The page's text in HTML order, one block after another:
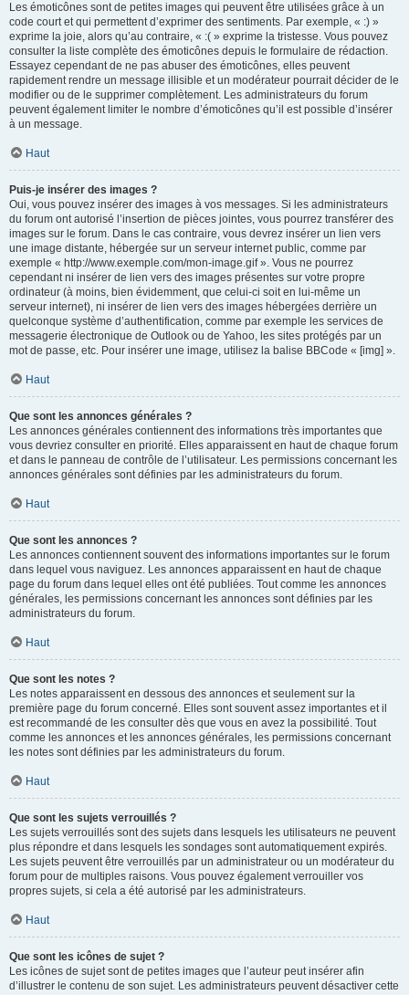
Les émoticônes sont de petites images qui peuvent être utilisées grâce à un
code court et qui permettent d’exprimer des sentiments. Par exemple, « :) »
exprime la joie, alors qu’au contraire, « :( » exprime la tristesse. Vous pouvez
consulter la liste complète des émoticônes depuis le formulaire de rédaction.
Essayez cependant de ne pas abuser des émoticônes, elles peuvent
rapidement rendre un message illisible et un modérateur pourrait décider de le
modifier ou de le supprimer complètement. Les administrateurs du forum
peuvent également limiter le nombre d’émoticônes qu’il est possible d’insérer
à un message.
Haut
Puis-je insérer des images ?
Oui, vous pouvez insérer des images à vos messages. Si les administrateurs
du forum ont autorisé l’insertion de pièces jointes, vous pourrez transférer des
images sur le forum. Dans le cas contraire, vous devrez insérer un lien vers
une image distante, hébergée sur un serveur internet public, comme par
exemple « http://www.exemple.com/mon-image.gif ». Vous ne pourrez
cependant ni insérer de lien vers des images présentes sur votre propre
ordinateur (à moins, bien évidemment, que celui-ci soit en lui-même un
serveur internet), ni insérer de lien vers des images hébergées derrière un
quelconque système d’authentification, comme par exemple les services de
messagerie électronique de Outlook ou de Yahoo, les sites protégés par un
mot de passe, etc. Pour insérer une image, utilisez la balise BBCode « [img] ».
Haut
Que sont les annonces générales ?
Les annonces générales contiennent des informations très importantes que
vous devriez consulter en priorité. Elles apparaissent en haut de chaque forum
et dans le panneau de contrôle de l’utilisateur. Les permissions concernant les
annonces générales sont définies par les administrateurs du forum.
Haut
Que sont les annonces ?
Les annonces contiennent souvent des informations importantes sur le forum
dans lequel vous naviguez. Les annonces apparaissent en haut de chaque
page du forum dans lequel elles ont été publiées. Tout comme les annonces
générales, les permissions concernant les annonces sont définies par les
administrateurs du forum.
Haut
Que sont les notes ?
Les notes apparaissent en dessous des annonces et seulement sur la
première page du forum concerné. Elles sont souvent assez importantes et il
est recommandé de les consulter dès que vous en avez la possibilité. Tout
comme les annonces et les annonces générales, les permissions concernant
les notes sont définies par les administrateurs du forum.
Haut
Que sont les sujets verrouillés ?
Les sujets verrouillés sont des sujets dans lesquels les utilisateurs ne peuvent
plus répondre et dans lesquels les sondages sont automatiquement expirés.
Les sujets peuvent être verrouillés par un administrateur ou un modérateur du
forum pour de multiples raisons. Vous pouvez également verrouiller vos
propres sujets, si cela a été autorisé par les administrateurs.
Haut
Que sont les icônes de sujet ?
Les icônes de sujet sont de petites images que l’auteur peut insérer afin
d’illustrer le contenu de son sujet. Les administrateurs peuvent désactiver cette